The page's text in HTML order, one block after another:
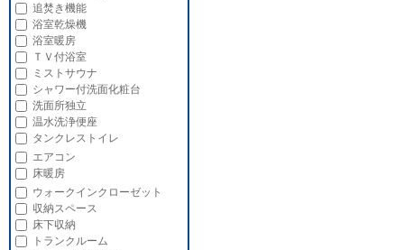
追焚き機能
浴室乾燥機
浴室暖房
ＴＶ付浴室
ミストサウナ
シャワー付洗面化粧台
洗面所独立
温水洗浄便座
タンクレストイレ
エアコン
床暖房
ウォークインクローゼット
収納スペース
床下収納
トランクルーム